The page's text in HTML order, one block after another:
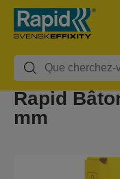
Rapid
mm